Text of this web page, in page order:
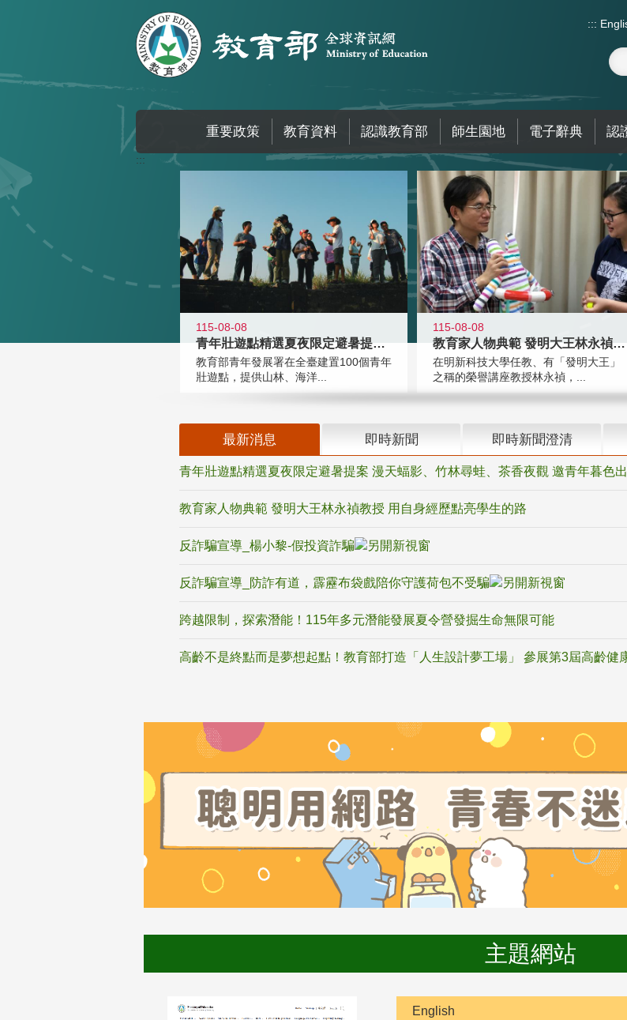
:::
重要政策 教育資料 認識教育部 師生園地 電子辭典 認
:::
115-08-08
青年壯遊點精選夏夜限定避暑提案 漫
教育部青年發展署在全臺建置100個青年
壯遊點，提供山林、海洋...
115-08-08
教育家人物典範 發明大王林永禎教授
在明新科技大學任教、有「發明大王」
之稱的榮譽講座教授林永禎，...
最新消息 即時新聞 即時新聞澄清
青年壯遊點精選夏夜限定避暑提案 漫天蝠影、竹林尋蛙、茶香夜觀 邀青年暮色
教育家人物典範 發明大王林永禎教授 用自身經歷點亮學生的路
反詐騙宣導_楊小黎-假投資詐騙
反詐騙宣導_防詐有道，霹靂布袋戲陪你守護荷包不受騙
跨越限制，探索潛能！115年多元潛能發展夏令營發掘生命無限可能
高齡不是終點而是夢想起點！教育部打造「人生設計夢工場」 參展第3屆高齡健
主題網站
English